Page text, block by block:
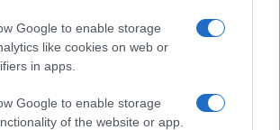
Google to enable storage
like cookies on web or
in apps.
Google to enable storage
of the website or app.
την Παγκόσμια Ημέρα κατά των
Καστράκι